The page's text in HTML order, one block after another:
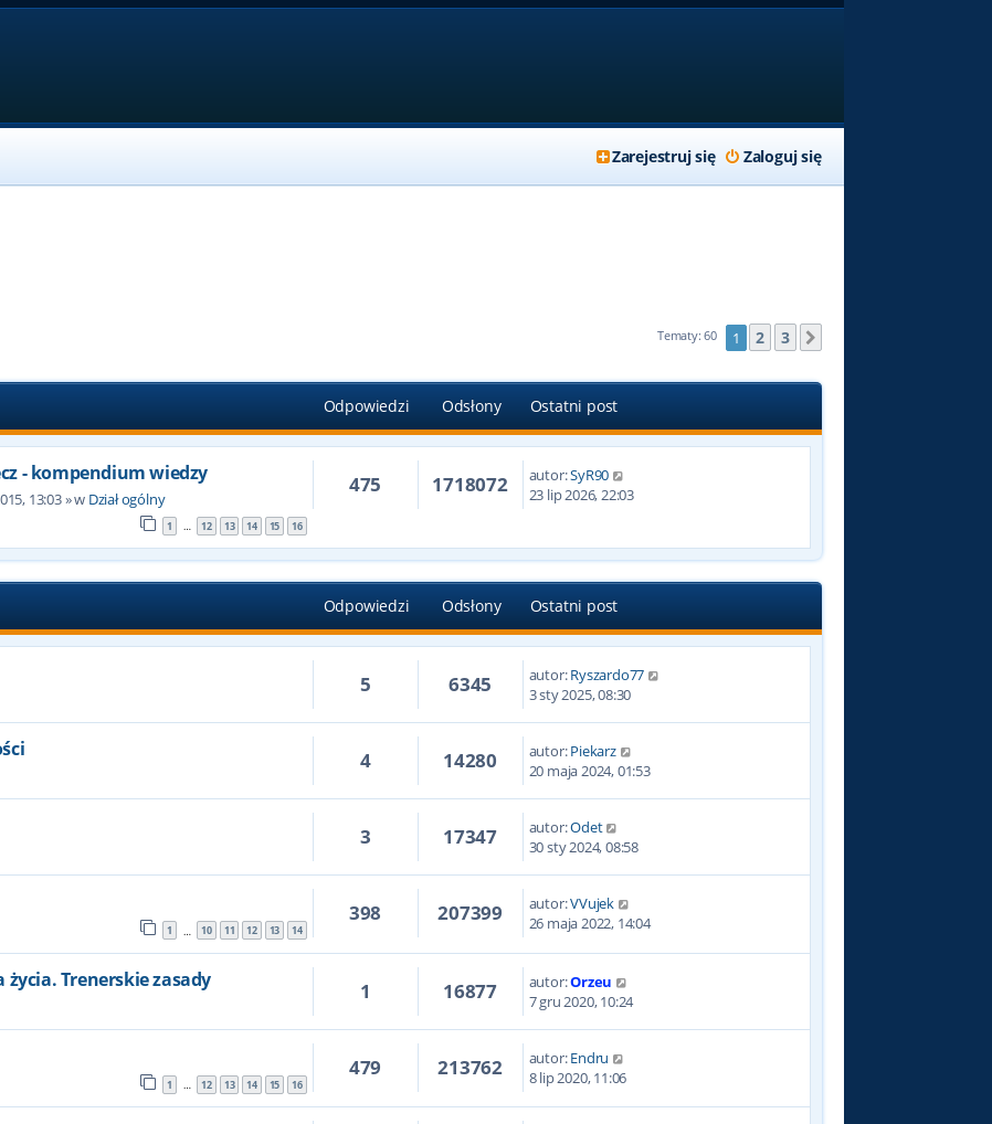
Zaloguj się
Zarejestruj się
Tematy: 60 1 2 3
Odpowiedzi Odsłony Ostatni post
- kompendium wiedzy
13:03» w Dział ogólny
1 … 12 13 14 15 16
475 1718072 autor:SyR90
23 lip 2026, 22:03
Odpowiedzi Odsłony Ostatni post
5 6345 autor:Ryszardo77
3 sty 2025, 08:30
4 14280 autor:Piekarz
20 maja 2024, 01:53
3 17347 autor:Odet
30 sty 2024, 08:58
1 … 10 11 12 13 14
398 207399 autor:VVujek
26 maja 2022, 14:04
Trenerskie zasady 1 16877 autor:Orzeu
7 gru 2020, 10:24
1 … 12 13 14 15 16
479 213762 autor:Endru
8 lip 2020, 11:06